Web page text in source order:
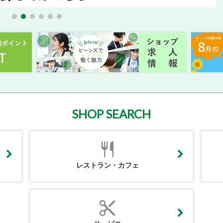
SHOP SEARCH
レストラン・カフェ